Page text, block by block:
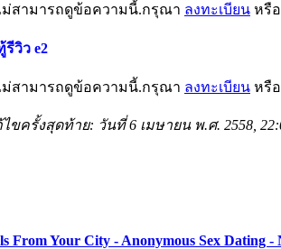
สามารถดูข้อความนี้.กรุณา ลงทะเบียน หรือ
รีวิว e2
สามารถดูข้อความนี้.กรุณา ลงทะเบียน หรือ
ไขครั้งสุดท้าย: วันที่ 6 เมษายน พ.ศ. 2558,
From Your City - Anonymous Sex Dating -